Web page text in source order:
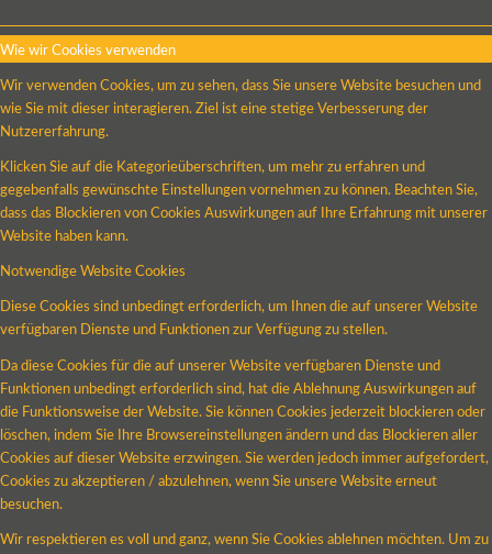
Wie wir Cookies verwenden
Wir verwenden Cookies, um zu sehen, dass Sie unsere Website besuchen und
wie Sie mit dieser interagieren. Ziel ist eine stetige Verbesserung der
Nutzererfahrung.
Klicken Sie auf die Kategorieüberschriften, um mehr zu erfahren und
gegebenfalls gewünschte Einstellungen vornehmen zu können. Beachten Sie,
dass das Blockieren von Cookies Auswirkungen auf Ihre Erfahrung mit unserer
Website haben kann.
Notwendige Website Cookies
Diese Cookies sind unbedingt erforderlich, um Ihnen die auf unserer Website
verfügbaren Dienste und Funktionen zur Verfügung zu stellen.
Da diese Cookies für die auf unserer Website verfügbaren Dienste und
Funktionen unbedingt erforderlich sind, hat die Ablehnung Auswirkungen auf
die Funktionsweise der Website. Sie können Cookies jederzeit blockieren oder
löschen, indem Sie Ihre Browsereinstellungen ändern und das Blockieren aller
Cookies auf dieser Website erzwingen. Sie werden jedoch immer aufgefordert,
Cookies zu akzeptieren / abzulehnen, wenn Sie unsere Website erneut
besuchen.
Wir respektieren es voll und ganz, wenn Sie Cookies ablehnen möchten. Um zu